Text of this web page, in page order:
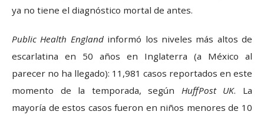
ya no tiene el diagnóstico mortal de antes.
Public Health Englandinformó los niveles más altos de
escarlatina en 50 años en Inglaterra (a México al
parecer no ha llegado): 11,981 casos reportados en este
momento de la temporada, según HuffPost UK. La
mayoría de estos casos fueron en niños menores de 10